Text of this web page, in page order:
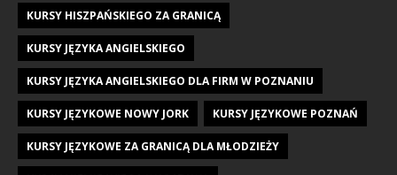
KURSY HISZPAŃSKIEGO ZA GRANICĄ
KURSY JĘZYKA ANGIELSKIEGO
KURSY JĘZYKA ANGIELSKIEGO DLA FIRM W POZNANIU
KURSY JĘZYKOWE NOWY JORK KURSY JĘZYKOWE POZNAŃ
KURSY JĘZYKOWE ZA GRANICĄ DLA MŁODZIEŻY